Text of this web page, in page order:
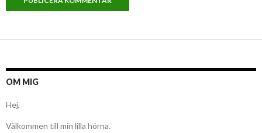
OM MIG
Hej,
Välkommen till min lilla hörna.